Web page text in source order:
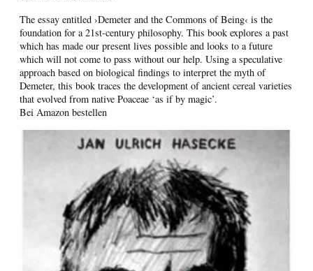
The essay entitled ›Demeter and the Commons of Being‹ is the
foundation for a 21st-century philosophy. This book explores a past
which has made our present lives possible and looks to a future
which will not come to pass without our help. Using a speculative
approach based on biological findings to interpret the myth of
Demeter, this book traces the development of ancient cereal varieties
that evolved from native Poaceae ‘as if by magic’.
Bei Amazon bestellen